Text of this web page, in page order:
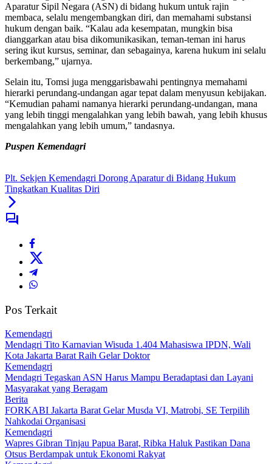
Aparatur Sipil Negara (ASN) di bidang hukum untuk rajin
membaca, selalu mengembangkan diri, dan memahami substansi
hukum dengan baik. “Kalau ada kesempatan, mungkin bisa
dianggarkan atau bisa dikomunikasikan, teman-teman ini harus
sering ikut kursus, seminar, dan sebagainya, karena hukum ini selalu
berkembang,” ujarnya.
Selain itu, Tomsi juga menggarisbawahi pentingnya memahami
hierarki perundang-undangan agar tepat dalam menyusun kebijakan.
“Kemudian pahami namanya hierarki perundang-undangan, mana
yang lebih tinggi mengalahkan yang lebih bawah, yang lebih khusus
mengalahkan yang lebih umum,” tandasnya.
Puspen Kemendagri
Plt. Sekjen Kemendagri Dorong Aparatur di Bidang Hukum
Tingkatkan Kualitas Diri
Pos Terkait
Kemendagri
Mendagri Tito Karnavian Wisuda 1.404 Mahasiswa IPDN, Wali
Kota Jakarta Barat Raih Gelar Doktor
Kemendagri
Mendagri Tegaskan ASN Harus Mampu Beradaptasi dan Layani
Masyarakat yang Beragam
Berita
FORKABI Jakarta Barat Gelar Musda VI, Matrobi, SE Terpilih
Nahkodai Organisasi
Kemendagri
Wapres Gibran Tinjau Papua Barat, Ribka Haluk Pastikan Dana
Otsus Berdampak untuk Ekonomi Rakyat